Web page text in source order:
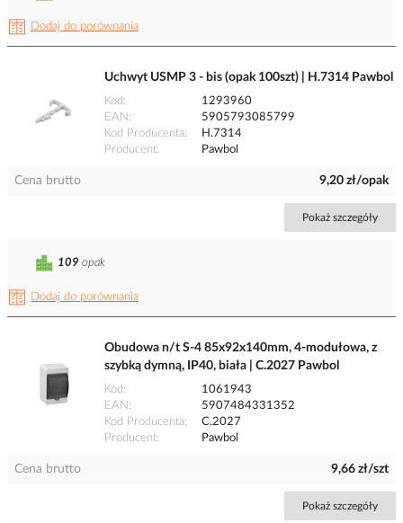
Dodaj do porównania
Uchwyt USMP 3 - bis (opak 100szt) | H.7314 Pawbol
Kod
1293960
EAN
5905793085799
Kod Producenta
H.7314
Producent
Pawbol
Cena brutto 9,20 zł/opak
Pokaż szczegóły
Dodaj do porównania
109 opak
Obudowa n/t S-4 85x92x140mm, 4-modułowa, z
szybką dymną, IP40, biała | C.2027 Pawbol
Kod
1061943
EAN
5907484331352
Kod Producenta
C.2027
Producent
Pawbol
Cena brutto 9,66 zł/szt
Pokaż szczegóły